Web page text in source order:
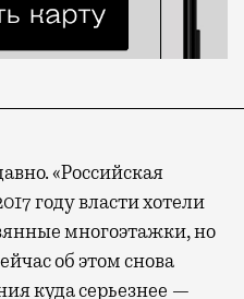
«Российская
году власти хотели
многоэтажки, но
об этом снова
куда серьезнее —